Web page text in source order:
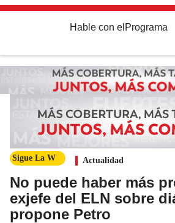
Hable con el Programa
Sigue La W Actualidad
No puede haber más
exjefe del ELN sobre
propone Petro